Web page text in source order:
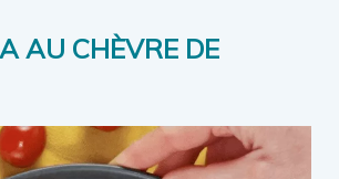
AU CHÈVRE DE